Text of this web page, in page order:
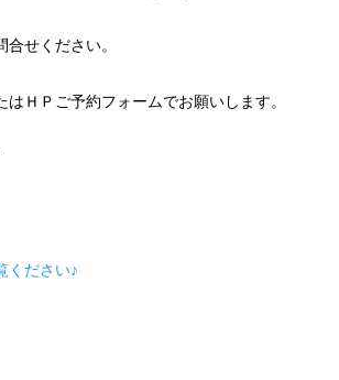
せください。
はＨＰご予約フォームでお願いします。
ください♪